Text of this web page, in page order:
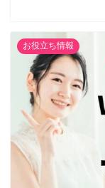
お役立ち情報